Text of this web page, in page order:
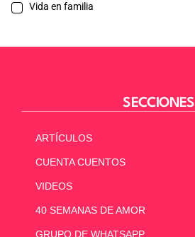
Vida en familia
SECCIONES
ARTÍCULOS
CUENTA CUENTOS
VIDEOS
40 SEMANAS DE AMOR
GRUPO DE WHATSAPP